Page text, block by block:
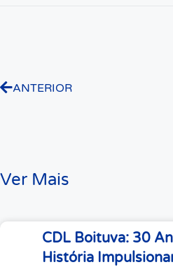
ANTERIOR
Ver Mais
CDL Boituva: 30
História